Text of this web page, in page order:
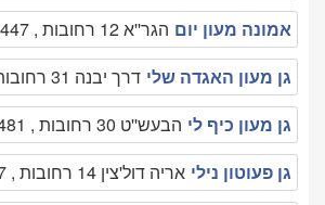
אמונה מעון יום הגר''א 12 רחובות , 9474447
גן מעון האגדה שלי דרך יבנה 31 רחובות , 9318520
גן מעון כיף לי הבעש''ט 30 רחובות , 9495481
גן פעוטון נילי אריה דול'צין 14 רחובות , 9496337